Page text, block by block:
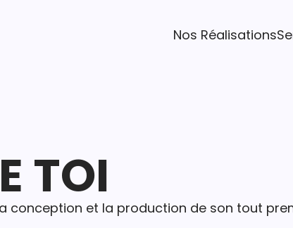
Nos Réalisations
TOI
conception et la production de son tout